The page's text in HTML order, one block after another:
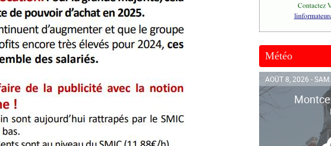
Météo
AOÛT 8, 2026 - SAM.